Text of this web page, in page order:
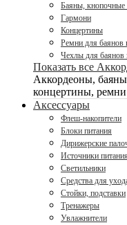
Баяны, кнопочные
Гармони
Концертины
Ремни для баянов
Чехлы для баянов
Показать все
Аккордеоны,
концертины, ремни
Аксессуары
Флеш-накопители
Блоки питания
Дирижерские
Источники питания
Светильники
Средства для
Стойки, подставки
Тренажеры
Увлажнители